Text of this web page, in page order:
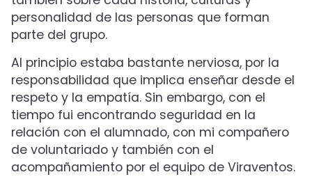
personalidad de las personas que forman
parte del grupo.
Al principio estaba bastante nerviosa, por la
responsabilidad que implica enseñar desde el
respeto y la empatía. Sin embargo, con el
tiempo fui encontrando seguridad en la
relación con el alumnado, con mi compañero
de voluntariado y también con el
acompañamiento por el equipo de Viraventos.